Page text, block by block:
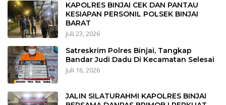
KAPOLRES BINJAI CEK DAN PANTAU
KESIAPAN PERSONIL POLSEK BINJAI
BARAT
Juli 23, 2026
Satreskrim Polres Binjai, Tangkap
Bandar Judi Dadu Di Kecamatan Selesai
Juli 16, 2026
JALIN SILATURAHMI KAPOLRES BINJAI